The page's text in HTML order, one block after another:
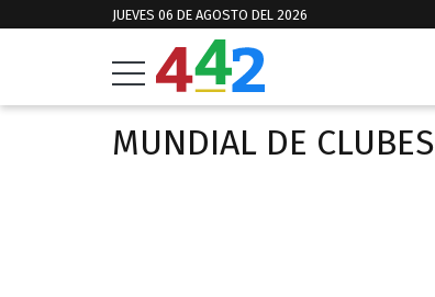
JUEVES 06 DE AGOSTO DEL 2026
MUNDIAL DE CLUBES